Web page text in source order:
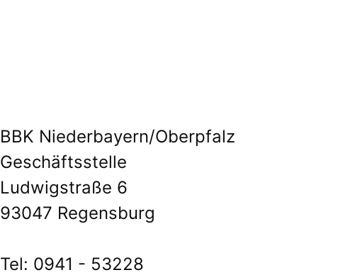
BBK Niederbayern/Oberpfalz
Geschäftsstelle
Ludwigstraße 6
93047 Regensburg
Tel: 0941 - 53228